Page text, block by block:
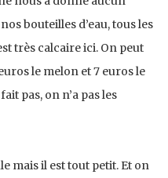
bouteilles d’eau, tous les
très calcaire ici. On peut
le melon et 7 euros le
pas, on n’a pas les
mais il est tout petit. Et on